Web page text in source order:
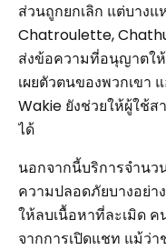
ส่วนถูกยกเลิก แต่บางแ
Chatroulette,
ส่งข้อความที่อนุญาตใ
เผยตัวตนของพวกเขา
Wakie ยังช่วยให้ผู้ใช้
ได้
นอกจากนี้บริการจำน
ความปลอดภัยบางอย่า
ให้ลบเนื้อหาที่ละเมิด
จากการเปิดแชท แม้ว่